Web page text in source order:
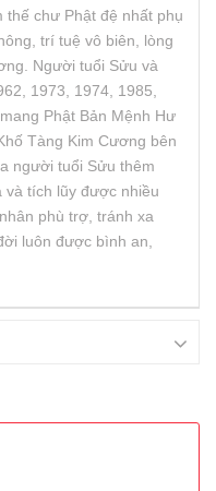
thế chư Phật đệ nhất phụ
trí tuệ vô biên, lòng
Người tuổi Sửu và
1973, 1974, 1985,
Phật Bản Mệnh Hư
Tàng Kim Cương bên
người tuổi Sửu thêm
và tích lũy được nhiều
phù trợ, tránh xa
luôn được bình an,